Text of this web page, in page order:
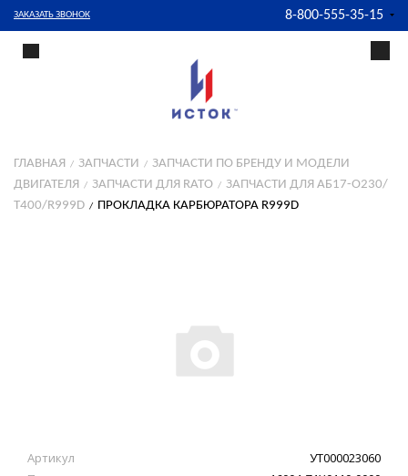
ЗАКАЗАТЬ ЗВОНОК 8-800-555-35-15
ГЛАВНАЯ ЗАПЧАСТИ
ЗАПЧАСТИ ПО БРЕНДУ И МОДЕЛИ
ДВИГАТЕЛЯ
ЗАПЧАСТИ ДЛЯ RATO
ЗАПЧАСТИ ДЛЯ АБ17-О230/
Т400/R999D
ПРОКЛАДКА КАРБЮРАТОРА R999D
Артикул
УТ000023060